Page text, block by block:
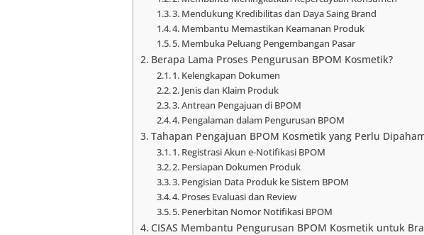
3. Mendukung Kredibilitas dan Daya Saing Brand
4. Membantu Memastikan Keamanan Produk
5. Membuka Peluang Pengembangan Pasar
Berapa Lama Proses Pengurusan BPOM Kosmetik?
1. Kelengkapan Dokumen
2. Jenis dan Klaim Produk
3. Antrean Pengajuan di BPOM
4. Pengalaman dalam Pengurusan BPOM
Tahapan Pengajuan BPOM Kosmetik yang Perlu
1. Registrasi Akun e-Notifikasi BPOM
2. Persiapan Dokumen Produk
3. Pengisian Data Produk ke Sistem BPOM
4. Proses Evaluasi dan Review
5. Penerbitan Nomor Notifikasi BPOM
CISAS Membantu Pengurusan BPOM Kosmetik untuk